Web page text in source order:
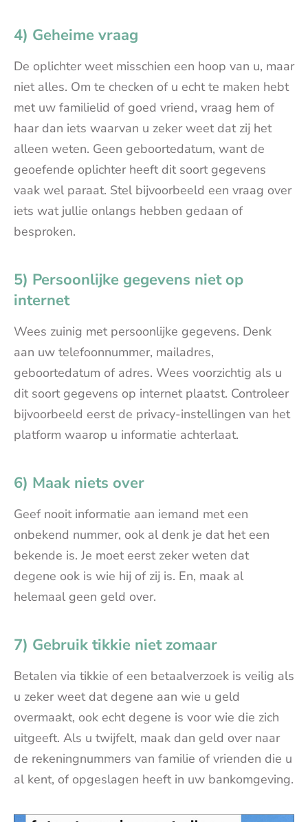
4) Geheime vraag
De oplichter weet misschien een hoop van u, maar
niet alles. Om te checken of u echt te maken hebt
met uw familielid of goed vriend, vraag hem of
haar dan iets waarvan u zeker weet dat zij het
alleen weten. Geen geboortedatum, want de
geoefende oplichter heeft dit soort gegevens
vaak wel paraat. Stel bijvoorbeeld een vraag over
iets wat jullie onlangs hebben gedaan of
besproken.
5) Persoonlijke gegevens niet op
internet
Wees zuinig met persoonlijke gegevens. Denk
aan uw telefoonnummer, mailadres,
geboortedatum of adres. Wees voorzichtig als u
dit soort gegevens op internet plaatst. Controleer
bijvoorbeeld eerst de privacy-instellingen van het
platform waarop u informatie achterlaat.
6) Maak niets over
Geef nooit informatie aan iemand met een
onbekend nummer, ook al denk je dat het een
bekende is. Je moet eerst zeker weten dat
degene ook is wie hij of zij is. En, maak al
helemaal geen geld over.
7) Gebruik tikkie niet zomaar
Betalen via tikkie of een betaalverzoek is veilig als
u zeker weet dat degene aan wie u geld
overmaakt, ook echt degene is voor wie die zich
uitgeeft. Als u twijfelt, maak dan geld over naar
de rekeningnummers van familie of vrienden die u
al kent, of opgeslagen heeft in uw bankomgeving.